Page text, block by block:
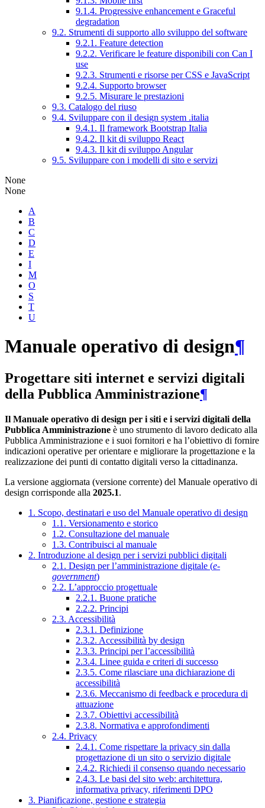
9.1.4. Progressive enhancement e Graceful
degradation
9.2. Strumenti di supporto allo sviluppo del software
9.2.1. Feature detection
9.2.2. Verificare le feature disponibili con Can I
use
9.2.3. Strumenti e risorse per CSS e JavaScript
9.2.4. Supporto browser
9.2.5. Misurare le prestazioni
9.3. Catalogo del riuso
9.4. Sviluppare con il design system .italia
9.4.1. Il framework Bootstrap Italia
9.4.2. Il kit di sviluppo React
9.4.3. Il kit di sviluppo Angular
9.5. Sviluppare con i modelli di sito e servizi
None
None
A
B
C
D
E
I
M
O
S
T
U
Manuale operativo di design¶
Progettare siti internet e servizi digitali
della Pubblica Amministrazione¶
Il Manuale operativo di design per i siti e i servizi digitali della
Pubblica Amministrazione è uno strumento di lavoro dedicato alla
Pubblica Amministrazione e i suoi fornitori e ha l’obiettivo di fornire
indicazioni operative per orientare e migliorare la progettazione e la
realizzazione dei punti di contatto digitali verso la cittadinanza.
La versione aggiornata (versione corrente) del Manuale operativo di
design corrisponde alla 2025.1.
1. Scopo, destinatari e uso del Manuale operativo di design
1.1. Versionamento e storico
1.2. Consultazione del manuale
1.3. Contribuisci al manuale
2. Introduzione al design per i servizi pubblici digitali
2.1. Design per l’amministrazione digitale (e-
government)
2.2. L’approccio progettuale
2.2.1. Buone pratiche
2.2.2. Principi
2.3. Accessibilità
2.3.1. Definizione
2.3.2. Accessibilità by design
2.3.3. Principi per l’accessibilità
2.3.4. Linee guida e criteri di successo
2.3.5. Come rilasciare una dichiarazione di
accessibilità
2.3.6. Meccanismo di feedback e procedura di
attuazione
2.3.7. Obiettivi accessibilità
2.3.8. Normativa e approfondimenti
2.4. Privacy
2.4.1. Come rispettare la privacy sin dalla
progettazione di un sito o servizio digitale
2.4.2. Richiedi il consenso quando necessario
2.4.3. Le basi del sito web: architettura,
informativa privacy, riferimenti DPO
3. Pianificazione, gestione e strategia